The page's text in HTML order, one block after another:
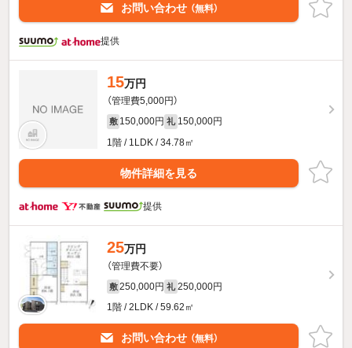
お問い合わせ （無料）
提供
15万円
（管理費5,000円）
敷 150,000円 礼 150,000円
1階 / 1LDK / 34.78㎡
物件詳細を見る
提供
25万円
（管理費不要）
敷 250,000円 礼 250,000円
1階 / 2LDK / 59.62㎡
お問い合わせ （無料）